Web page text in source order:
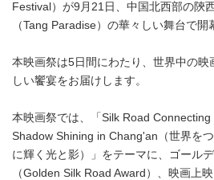
Festival）が9月21日、中国北西部の陝
（Tang Paradise）の華々しい舞台で開
本映画祭は5日間にわたり、世界中の映
しい饗宴をお届けします。
本映画祭では、「Silk Road
Shadow Shining in Chang'an（世界を
に輝く光と影）」をテーマに、ゴール
（Golden Silk Road Award）、映画上